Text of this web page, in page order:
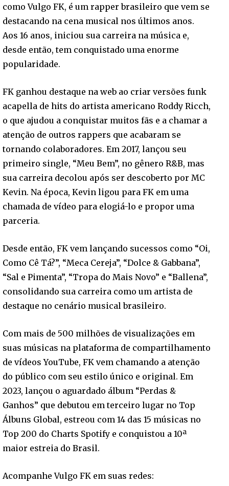
como Vulgo FK, é um rapper brasileiro que vem se
destacando na cena musical nos últimos anos.
Aos 16 anos, iniciou sua carreira na música e,
desde então, tem conquistado uma enorme
popularidade.
FK ganhou destaque na web ao criar versões funk
acapella de hits do artista americano Roddy Ricch,
o que ajudou a conquistar muitos fãs e a chamar a
atenção de outros rappers que acabaram se
tornando colaboradores. Em 2017, lançou seu
primeiro single, “Meu Bem”, no gênero R&B, mas
sua carreira decolou após ser descoberto por MC
Kevin. Na época, Kevin ligou para FK em uma
chamada de vídeo para elogiá-lo e propor uma
parceria.
Desde então, FK vem lançando sucessos como “Oi,
Como Cê Tá?”, “Meca Cereja”, “Dolce & Gabbana”,
“Sal e Pimenta”, “Tropa do Mais Novo” e “Ballena”,
consolidando sua carreira como um artista de
destaque no cenário musical brasileiro.
Com mais de 500 milhões de visualizações em
suas músicas na plataforma de compartilhamento
de vídeos YouTube, FK vem chamando a atenção
do público com seu estilo único e original. Em
2023, lançou o aguardado álbum “Perdas &
Ganhos” que debutou em terceiro lugar no Top
Álbuns Global, estreou com 14 das 15 músicas no
Top 200 do Charts Spotify e conquistou a 10ª
maior estreia do Brasil.
Acompanhe Vulgo FK em suas redes: